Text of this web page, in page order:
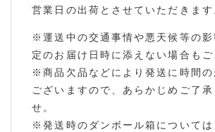
営業日の出荷とさせていただきます
※運送中の交通事情や悪天候等の影
定のお届け日時に添えない場合もご
※商品欠品などにより発送に時間の
ございますので、あらかじめご了承
せ。
※発送時のダンボール箱については